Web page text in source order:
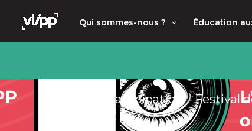
principal
Qui sommes-nous ? Éducation
Appel à Participation – Festival